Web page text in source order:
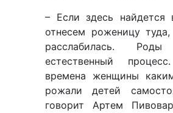
– Если здесь найдется
отнесем роженицу
расслабилась.
естественный
времена женщины
рожали детей
говорит Артем